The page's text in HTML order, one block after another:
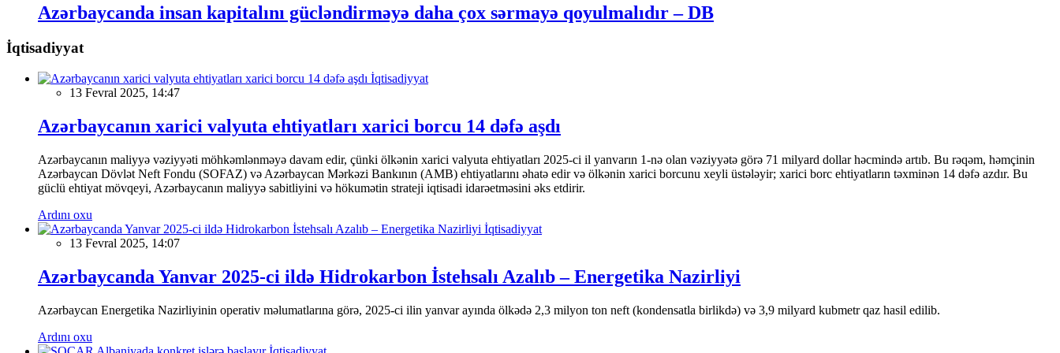
Azərbaycanda insan kapitalını gücləndirməyə daha çox sərmayə qoyulmalıdır – DB
İqtisadiyyat
İqtisadiyyat
13 Fevral 2025, 14:47
Azərbaycanın xarici valyuta ehtiyatları xarici borcu 14 dəfə aşdı
Azərbaycanın maliyyə vəziyyəti möhkəmlənməyə davam edir, çünki ölkənin xarici valyuta ehtiyatları 2025-ci il yanvarın 1-nə olan vəziyyətə görə 71 milyard dollar həcmində artıb. Bu rəqəm, həmçinin
Azərbaycan Dövlət Neft Fondu (SOFAZ) və Azərbaycan Mərkəzi Bankının (AMB) ehtiyatlarını əhatə edir və ölkənin xarici borcunu xeyli üstələyir; xarici borc ehtiyatların təxminən 14 dəfə azdır. Bu
güclü ehtiyat mövqeyi, Azərbaycanın maliyyə sabitliyini və hökumətin strateji iqtisadi idarəetməsini əks etdirir.
Ardını oxu
İqtisadiyyat
13 Fevral 2025, 14:07
Azərbaycanda Yanvar 2025-ci ildə Hidrokarbon İstehsalı Azalıb – Energetika Nazirliyi
Azərbaycan Energetika Nazirliyinin operativ məlumatlarına görə, 2025-ci ilin yanvar ayında ölkədə 2,3 milyon ton neft (kondensatla birlikdə) və 3,9 milyard kubmetr qaz hasil edilib.
Ardını oxu